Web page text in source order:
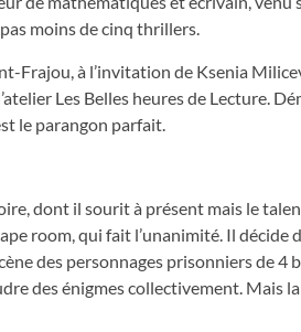
moins de cinq thrillers.
Frajou, à l’invitation de Ksenia
Les Belles heures de Lecture.
le parangon parfait.
dont il sourit à présent mais le
room, qui fait l’unanimité. Il décide
des personnages prisonniers de 4
des énigmes collectivement. Mais